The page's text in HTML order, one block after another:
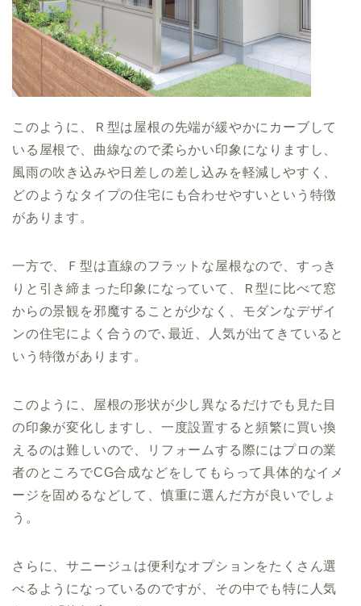
このように、Ｒ型は屋根の先端が緩やかにカーブして
いる屋根で、曲線なので柔らかい印象になりますし、
風雨の吹き込みや日差しの差し込みを軽減しやすく、
どのようなタイプの住宅にも合わせやすいという特徴
があります。
一方で、Ｆ型は直線のフラットな屋根なので、すっき
りと引き締まった印象になっていて、Ｒ型に比べて窓
からの景観を邪魔することが少なく、モダンなデザイ
ンの住宅によく合うので､最近、人気が出てきていると
いう特徴があります。
このように、屋根の形状が少し異なるだけでも見た目
の印象が変化しますし、一度設置すると頻繁に買い換
えるのは難しいので、リフォームする際にはプロの業
者のところでCG合成などをしてもらって具体的なイメ
ージを固めるなどして、慎重に選んだ方が良いでしょ
う。
さらに、サニージュは便利なオプションをたくさん選
べるようになっているのですが、その中でも特に人気